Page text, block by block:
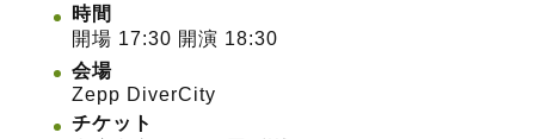
時間
開場 17:30 開演 18:30
会場
Zepp DiverCity
チケット